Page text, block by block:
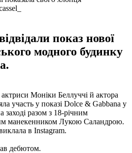
показ нової
модного будинку
актриси Моніки Беллуччі й актора
участь у показі Dolce & Gabbana у
заході разом з 18-річним
манекенником Лукою Саландрою.
в Instagram.
дебютом.